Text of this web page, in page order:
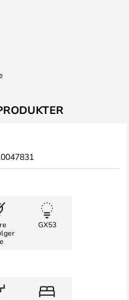
GX53